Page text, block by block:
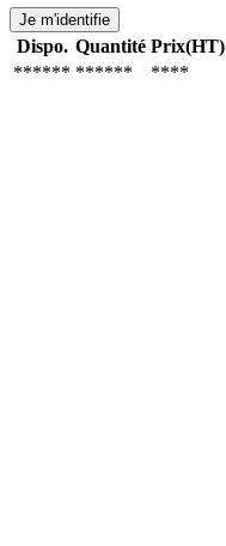
Je m'identifie
Dispo. Quantité Prix(HT)
****** ****** ****